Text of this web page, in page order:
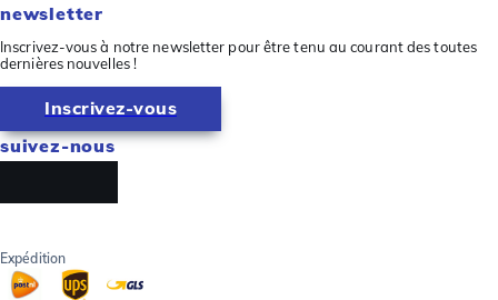
newsletter
Inscrivez-vous à notre newsletter pour être tenu au courant des toutes
dernières nouvelles !
Inscrivez-vous
suivez-nous
Expédition